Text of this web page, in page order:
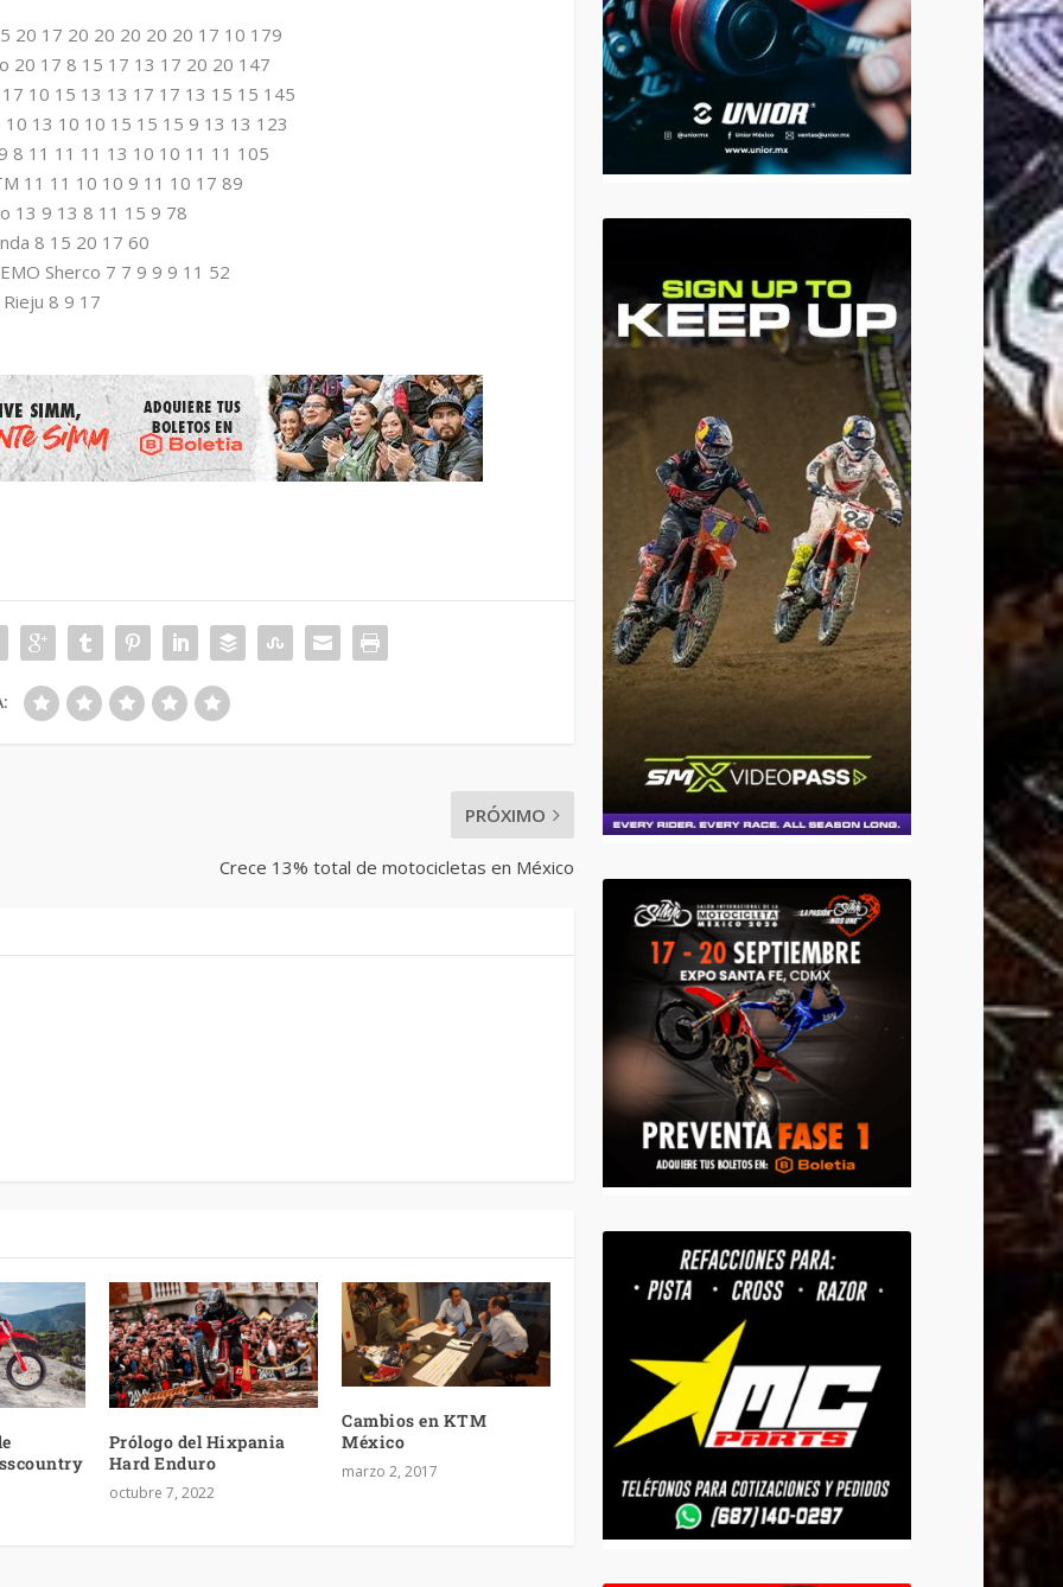
20 17 20 20 20 20 20 17 10 179
20 17 8 15 17 13 17 20 20 147
17 10 15 13 13 17 17 13 15 15 145
10 13 10 10 15 15 15 9 13 13 123
8 11 11 11 13 10 10 11 11 105
11 11 10 10 9 11 10 17 89
13 9 13 8 11 15 9 78
8 15 20 17 60
Sherco 7 7 9 9 9 11 52
Rieju 8 9 17
PRÓXIMO
Crece 13% total de motocicletas en México
Prólogo del Hixpania
Hard Enduro
octubre 7, 2022
Cambios en KTM
México
marzo 2, 2017